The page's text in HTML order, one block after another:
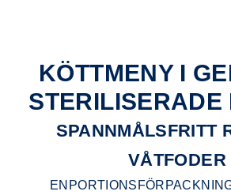
KÖTTMENY I
STERILISERADE
SPANNMÅLSFRITT
VÅTFODER